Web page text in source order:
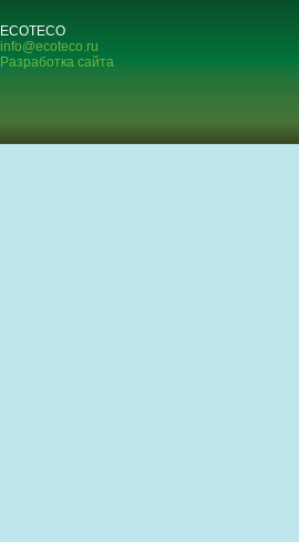
ECOTECO
info@ecoteco.ru
Разработка сайта